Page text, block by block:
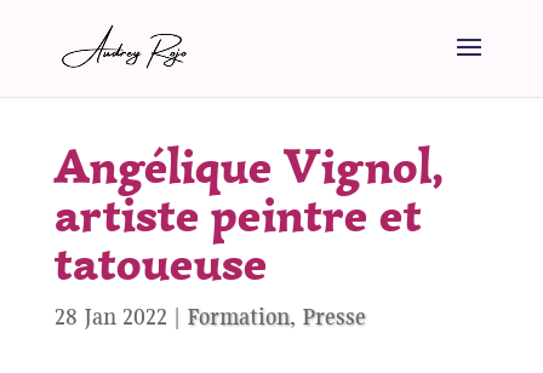
Angélique Vignol,
artiste peintre et
tatoueuse
28 Jan 2022 | Formation, Presse